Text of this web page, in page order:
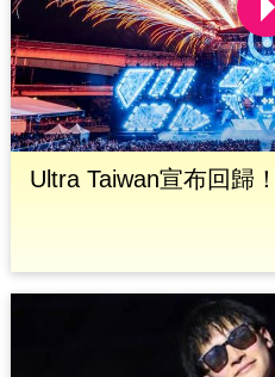
Ultra Taiwan宣布回歸